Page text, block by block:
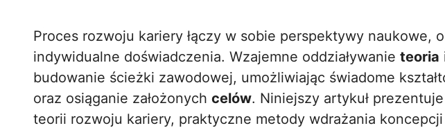
Proces rozwoju kariery łączy w sobie perspektywy naukowe, obserwacje rynkowe oraz
indywidualne doświadczenia. Wzajemne oddziaływanie teoria
budowanie ścieżki zawodowej, umożliwiając świadome
oraz osiąganie założonych celów. Niniejszy artykuł
teorii rozwoju kariery, praktyczne metody wdrażania